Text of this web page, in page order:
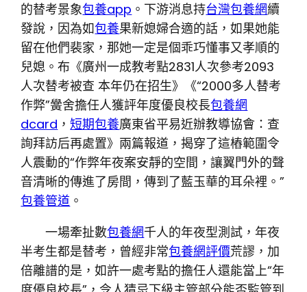
的替考景象包養app 。下游消息持台灣包養網續
發說，因為如包養果新媳婦合適的話，如果她能
留在他們裴家，那她一定是個乖巧懂事又孝順的
兒媳。布《廣州一成教考點2831人次參考2093
人次替考被查 本年仍在招生》《“2000多人替考
作弊”黌舍擔任人獲評年度優良校長包養網
dcard ，短期包養廣東省平易近辦教導協會：查
詢拜訪后再處置》兩篇報道，揭穿了這樁範圍令
人震動的“作弊年夜案安靜的空間，讓翼門外的聲
音清晰的傳進了房間，傳到了藍玉華的耳朵裡。”
包養管道 。
一場牽扯數包養網千人的年夜型測試，年夜
半考生都是替考，曾經非常包養網評價荒謬，加
倍離譜的是，如許一處考點的擔任人還能當上“年